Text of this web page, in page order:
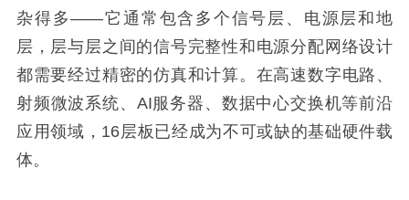
杂得多——它通常包含多个信号层、电源层和地
层，层与层之间的信号完整性和电源分配网络设计
都需要经过精密的仿真和计算。在高速数字电路、
射频微波系统、AI服务器、数据中心交换机等前沿
应用领域，16层板已经成为不可或缺的基础硬件载
体。